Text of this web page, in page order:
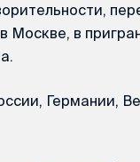
в
Германии,